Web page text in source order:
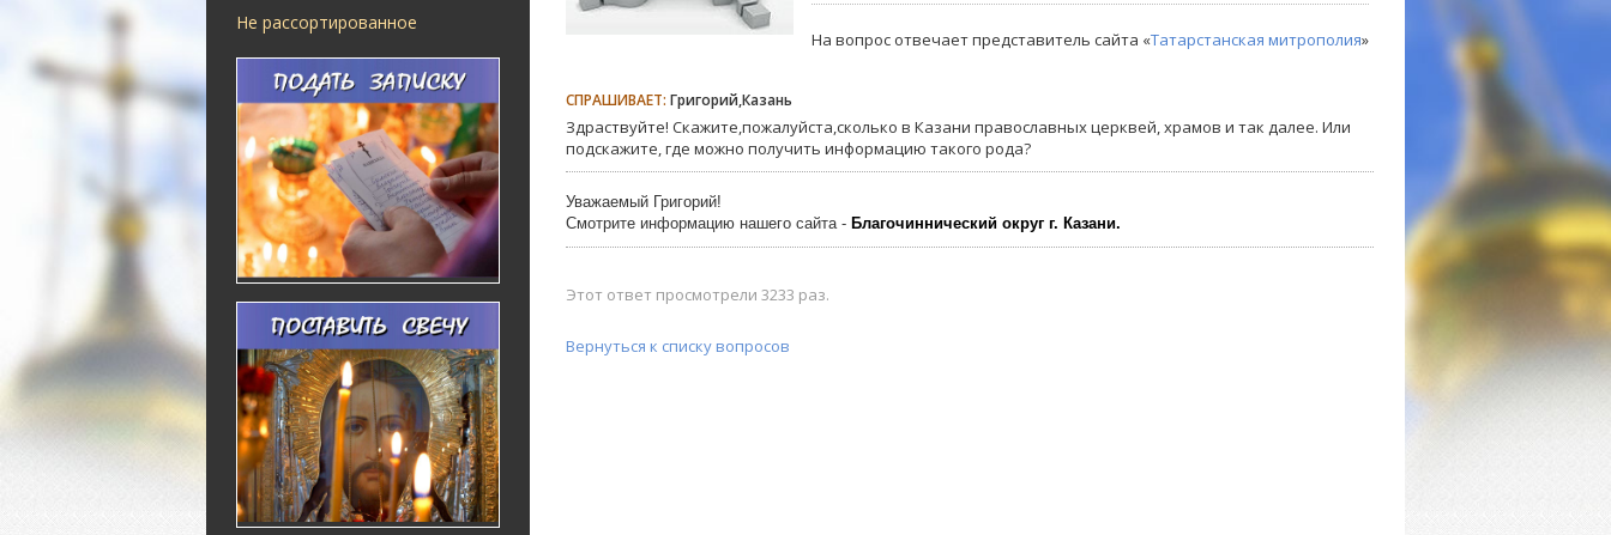
Не рассортированное
На вопрос отвечает представитель сайта «Татарстанская митрополия»
СПРАШИВАЕТ: Григорий,Казань
Здраствуйте! Скажите,пожалуйста,сколько в Казани православных церквей, храмов и так далее. Или
подскажите, где можно получить информацию такого рода?
Уважаемый Григорий!
Смотрите информацию нашего сайта - Благочиннический округ г. Казани.
Этот ответ просмотрели 3233 раз.
Вернуться к списку вопросов